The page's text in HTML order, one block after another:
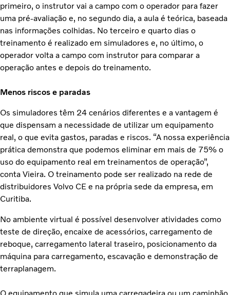
primeiro, o instrutor vai a campo com o operador para fazer
uma pré-avaliação e, no segundo dia, a aula é teórica, baseada
nas informações colhidas. No terceiro e quarto dias o
treinamento é realizado em simuladores e, no último, o
operador volta a campo com instrutor para comparar a
operação antes e depois do treinamento.
Menos riscos e paradas
Os simuladores têm 24 cenários diferentes e a vantagem é
que dispensam a necessidade de utilizar um equipamento
real, o que evita gastos, paradas e riscos. “A nossa experiência
prática demonstra que podemos eliminar em mais de 75% o
uso do equipamento real em treinamentos de operação”,
conta Vieira. O treinamento pode ser realizado na rede de
distribuidores Volvo CE e na própria sede da empresa, em
Curitiba.
No ambiente virtual é possível desenvolver atividades como
teste de direção, encaixe de acessórios, carregamento de
reboque, carregamento lateral traseiro, posicionamento da
máquina para carregamento, escavação e demonstração de
terraplanagem.
O equipamento que simula uma carregadeira ou um caminhão